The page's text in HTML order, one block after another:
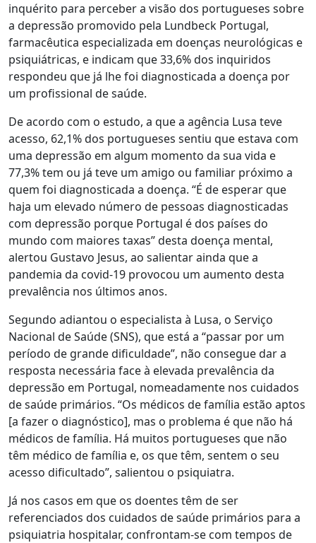
inquérito para perceber a visão dos portugueses sobre
a depressão promovido pela Lundbeck Portugal,
farmacêutica especializada em doenças neurológicas e
psiquiátricas, e indicam que 33,6% dos inquiridos
respondeu que já lhe foi diagnosticada a doença por
um profissional de saúde.
De acordo com o estudo, a que a agência Lusa teve
acesso, 62,1% dos portugueses sentiu que estava com
uma depressão em algum momento da sua vida e
77,3% tem ou já teve um amigo ou familiar próximo a
quem foi diagnosticada a doença. “É de esperar que
haja um elevado número de pessoas diagnosticadas
com depressão porque Portugal é dos países do
mundo com maiores taxas” desta doença mental,
alertou Gustavo Jesus, ao salientar ainda que a
pandemia da covid-19 provocou um aumento desta
prevalência nos últimos anos.
Segundo adiantou o especialista à Lusa, o Serviço
Nacional de Saúde (SNS), que está a “passar por um
período de grande dificuldade”, não consegue dar a
resposta necessária face à elevada prevalência da
depressão em Portugal, nomeadamente nos cuidados
de saúde primários. “Os médicos de família estão aptos
[a fazer o diagnóstico], mas o problema é que não há
médicos de família. Há muitos portugueses que não
têm médico de família e, os que têm, sentem o seu
acesso dificultado”, salientou o psiquiatra.
Já nos casos em que os doentes têm de ser
referenciados dos cuidados de saúde primários para a
psiquiatria hospitalar, confrontam-se com tempos de